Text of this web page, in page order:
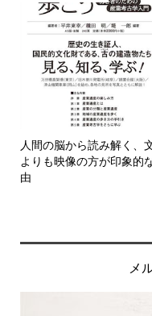
人間の脳から読み解く、
よりも映像の方が印象的
由
メ